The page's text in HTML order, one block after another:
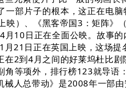
一部片子的根本，这正在电
映）、《黑客帝国3：矩阵
月10日正在全面公映。故事
21日正在英国上映，这场
在2到4月之间的好莱坞杜比
角等项外，排行榜123就导语
械人总带动》是2008年一部